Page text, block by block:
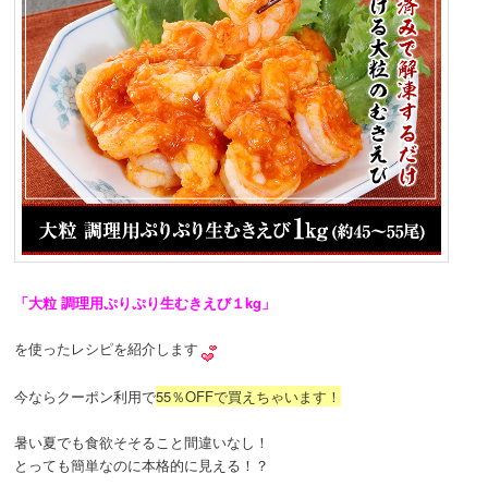
「大粒 調理用ぷりぷり生むきえび１kg」
を使ったレシピを紹介します
今ならクーポン利用で55％OFFで買えちゃいます！
暑い夏でも食欲そそること間違いなし！
とっても簡単なのに本格的に見える！？